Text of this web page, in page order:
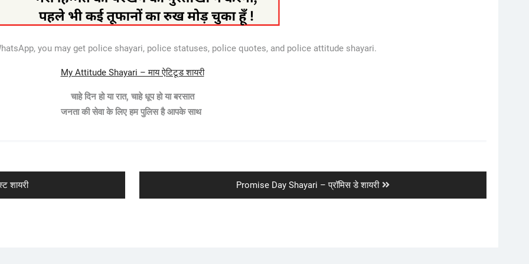
you may get police shayari, police statuses, police quotes, and police attitude shayari.
My Attitude Shayari – माय ऐटिटूड शायरी
चाहे दिन हो या रात, चाहे धूप हो या बरसात
जनता की सेवा के लिए हम पुलिस है आपके साथ
शायरी
Next
post:
Promise Day Shayari – प्रॉमिस डे शायरी